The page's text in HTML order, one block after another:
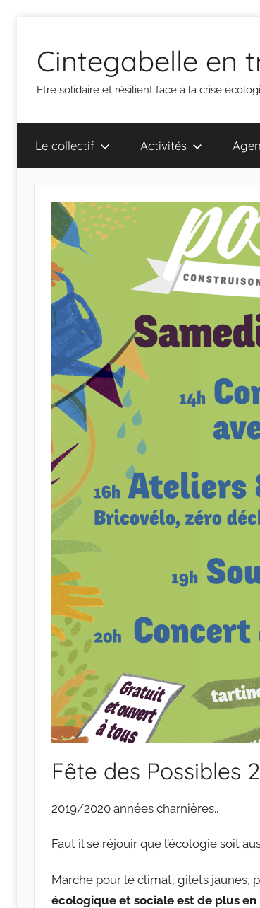
contenu
Cintegabelle en
Etre solidaire et résilient face à la crise
Le collectif Activités
Fête des Possibles
2019/2020 années charnières..
Faut il se réjouir que l’écologie soit
Marche pour le climat, gilets jaunes,
écologique et sociale est de plus